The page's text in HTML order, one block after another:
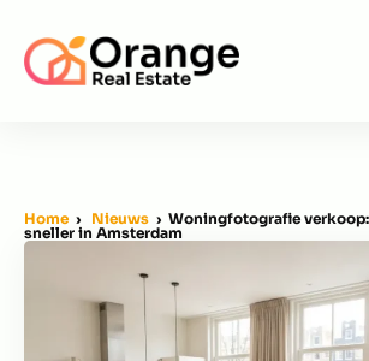
Home › Nieuws › Woningfotografie
sneller in Amsterdam